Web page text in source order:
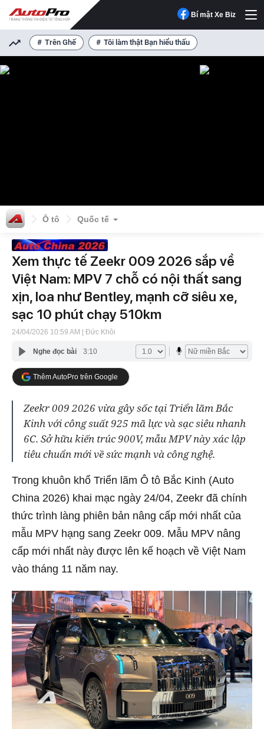
Bí mật Xe Biz
Trên Ghế Tôi làm thật Bạn hiểu thấu
Ô tô Quốc tế
Xem thực tế Zeekr 009 2026 sắp về
Việt Nam: MPV 7 chỗ có nội thất sang
xịn, loa như Bentley, mạnh cỡ siêu xe,
sạc 10 phút chạy 510km
24/04/2026 10:59 AM | Đức Khôi
Nghe đọc bài 3:10
Thêm AutoPro trên Google
Zeekr 009 2026 vừa gây sốc tại Triển lãm Bắc
Kinh với công suất 925 mã lực và sạc siêu nhanh
6C. Sở hữu kiến trúc 900V, mẫu MPV này xác lập
tiêu chuẩn mới về sức mạnh và công nghệ.
Trong khuôn khổ Triển lãm Ô tô Bắc Kinh (Auto
China 2026) khai mạc ngày 24/04, Zeekr đã chính
thức trình làng phiên bản nâng cấp mới nhất của
mẫu MPV hạng sang Zeekr 009. Mẫu MPV nâng
cấp mới nhất này được lên kế hoạch về Việt Nam
vào tháng 11 năm nay.